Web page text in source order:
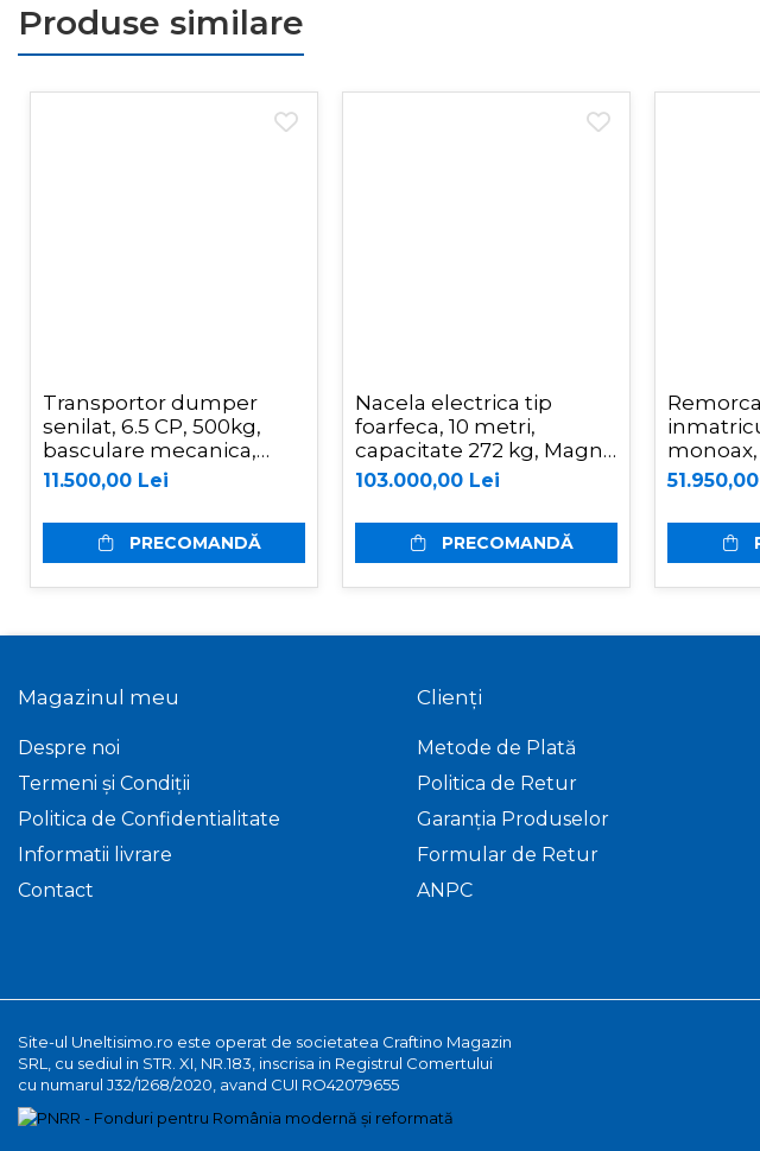
Piese schimb
Piese schimb Tocatoare
Tocatoare vegetatie hidraulice
Tocatoare vegetatie motor termic
Cositoare
Greble rotative
Atomizoare
ingrasaminte
Instalatii erbicidat
Masini de recoltat si cules
Produse similare
Transportor dumper
senilat, 6.5 CP, 500kg,
basculare mecanica,
Graecus D500
11.500,00 Lei
PRECOMANDĂ
Nacela electrica tip
foarfeca, 10 metri,
capacitate 272 kg, Magni
ES1008AC+
103.000,00 Lei
PRECOMANDĂ
monoax,
Oehler
Magazinul meu
Despre noi
Termeni și Condiții
Politica de Confidentialitate
Informatii livrare
Contact
Clienți
Metode de Plată
Politica de Retur
Garanția Produselor
Formular de Retur
ANPC
Site-ul Uneltisimo.ro este operat de societatea Craftino Magazin
SRL, cu sediul in STR. XI, NR.183, inscrisa in Registrul Comertului
cu numarul J32/1268/2020, avand CUI RO42079655